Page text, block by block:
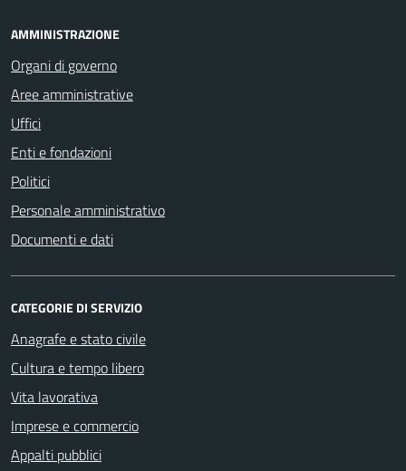
AMMINISTRAZIONE
Organi di governo
Aree amministrative
Uffici
Enti e fondazioni
Politici
Personale amministrativo
Documenti e dati
CATEGORIE DI SERVIZIO
Anagrafe e stato civile
Cultura e tempo libero
Vita lavorativa
Imprese e commercio
Appalti pubblici